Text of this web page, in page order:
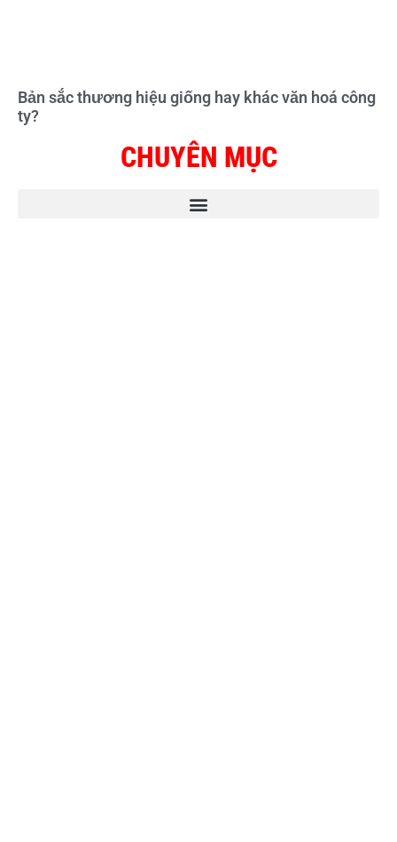
Bản sắc thương hiệu giống hay khác văn hoá công
ty?
CHUYÊN MỤC